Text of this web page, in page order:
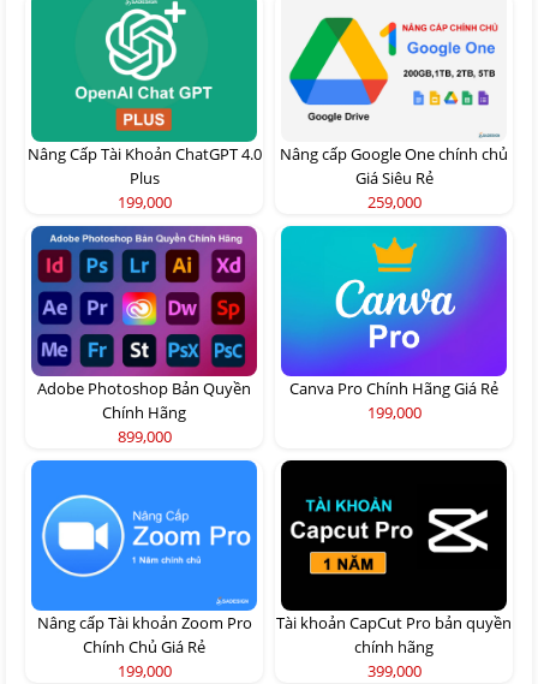
Nâng Cấp Tài Khoản ChatGPT 4.0
Plus
199,000
Nâng cấp Google One chính chủ
Giá Siêu Rẻ
259,000
Adobe Photoshop Bản Quyền
Chính Hãng
899,000
Canva Pro Chính Hãng Giá Rẻ
199,000
Nâng cấp Tài khoản Zoom Pro
Chính Chủ Giá Rẻ
199,000
Tài khoản CapCut Pro bản quyền
chính hãng
399,000